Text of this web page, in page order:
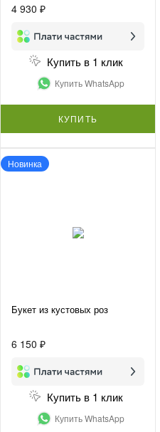
4 930 ₽
Купить в 1 клик
Купить WhatsApp
КУПИТЬ
Новинка
Букет из кустовых роз
6 150 ₽
Купить в 1 клик
Купить WhatsApp